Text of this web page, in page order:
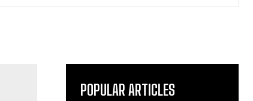
POPULAR ARTICLES